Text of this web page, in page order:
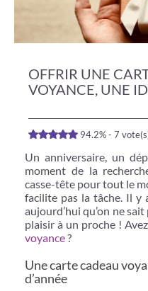
OFFRIR UNE
VOYANCE, UNE
94.2% - 7
Un anniversaire, un
moment de la
casse-tête pour tout le
facilite pas la tâche. Il y
aujourd’hui qu’on ne
plaisir à un proche !
voyance?
Une carte cadeau
d’année